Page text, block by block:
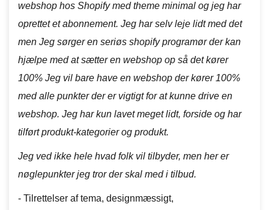
webshop hos Shopify med theme minimal og jeg har
oprettet et abonnement. Jeg har selv leje lidt med det
men Jeg sørger en seriøs shopify programør der kan
hjælpe med at sætter en webshop op så det kører
100% Jeg vil bare have en webshop der kører 100%
med alle punkter der er vigtigt for at kunne drive en
webshop. Jeg har kun lavet meget lidt, forside og har
tilført produkt-kategorier og produkt.
Jeg ved ikke hele hvad folk vil tilbyder, men her er
nøglepunkter jeg tror der skal med i tilbud.
- Tilrettelser af tema, designmæssigt,